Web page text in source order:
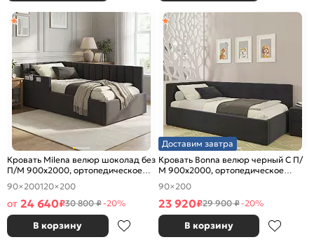
Кровать Milena велюр шоколад без
П/М 900x2000, ортопедическое
основание, изголовье мягкое
90×200120×200
от 24 640₽30 800 ₽-20%
В корзину
Доставим завтра
Кровать Bonna велюр черный С П/
М 900x2000, ортопедическое
основание, изголовье мягкое
90×200
23 920₽29 900 ₽-20%
В корзину